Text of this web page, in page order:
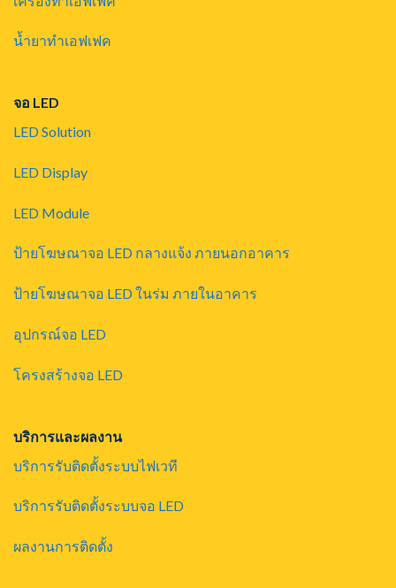
น้ำยาทำเอฟเฟค
จอ LED
LED Solution
LED Display
LED Module
ป้ายโฆษณาจอ LED กลางแจ้ง ภายนอกอาคาร
ป้ายโฆษณาจอ LED ในร่ม ภายในอาคาร
อุปกรณ์จอ LED
โครงสร้างจอ LED
บริการและผลงาน
บริการรับติดตั้งระบบไฟเวที
บริการรับติดตั้งระบบจอ LED
ผลงานการติดตั้ง